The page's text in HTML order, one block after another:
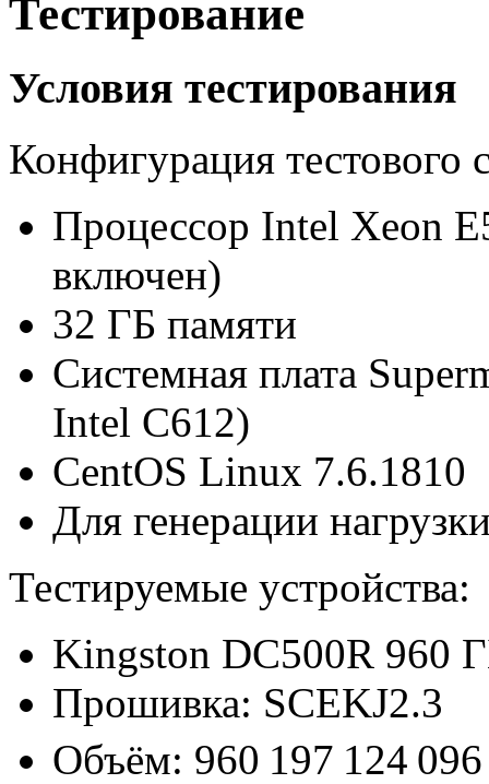
Тестирование
Условия тестирования
Конфигурация тестового
Процессор Intel Xeon
включен)
32 ГБ памяти
Системная плата
Intel C612)
CentOS Linux 7.6.1810
Для генерации
Тестируемые устройства:
Kingston DC500R 960
Прошивка: SCEKJ2.3
Объём: 960 197 124